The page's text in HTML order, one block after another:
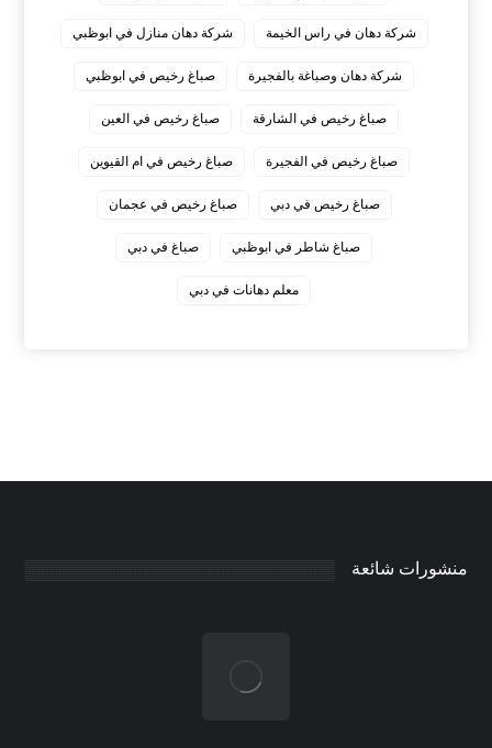
شركة دهان في راس الخيمة شركة دهان منازل في ابوظبي
شركة دهان وصباغة بالفجيرة صباغ رخيص في ابوظبي
صباغ رخيص في الشارقة صباغ رخيص في العين
صباغ رخيص في الفجيرة صباغ رخيص في ام القيوين
صباغ رخيص في دبي صباغ رخيص في عجمان
صباغ شاطر في ابوظبي صباغ في دبي
معلم دهانات في دبي
منشورات شائعة